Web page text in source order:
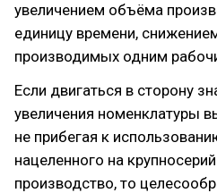
увеличением объёма
единицу времени,
производимых одним
Если двигаться в сторону
увеличения номенклатуры
не прибегая к
нацеленного на
производство, то